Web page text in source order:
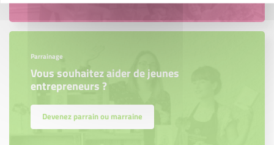
Parrainage
Vous souhaitez aider de jeunes
entrepreneurs ?
Devenez parrain ou marraine